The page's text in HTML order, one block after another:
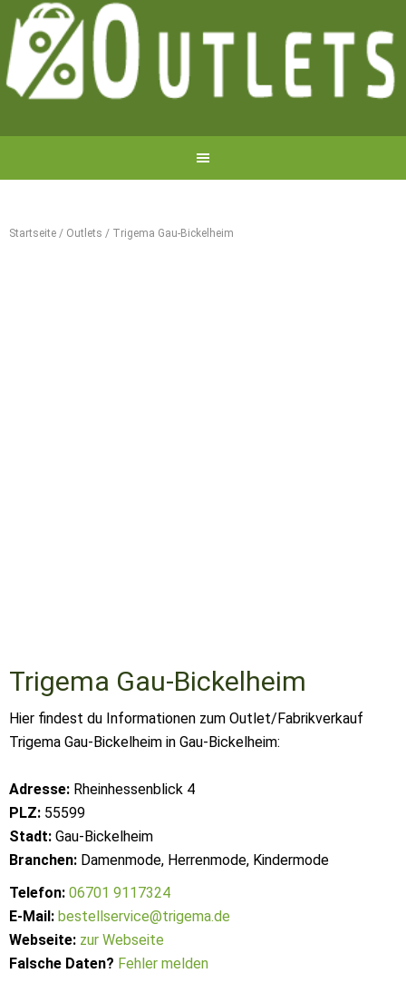
Startseite / Outlets / Trigema Gau-Bickelheim
Trigema Gau-Bickelheim
Hier findest du Informationen zum Outlet/Fabrikverkauf
Trigema Gau-Bickelheim in Gau-Bickelheim:
Adresse: Rheinhessenblick 4
PLZ: 55599
Stadt: Gau-Bickelheim
Branchen: Damenmode, Herrenmode, Kindermode
Telefon: 06701 9117324
E-Mail: bestellservice@trigema.de
Webseite: zur Webseite
Falsche Daten? Fehler melden